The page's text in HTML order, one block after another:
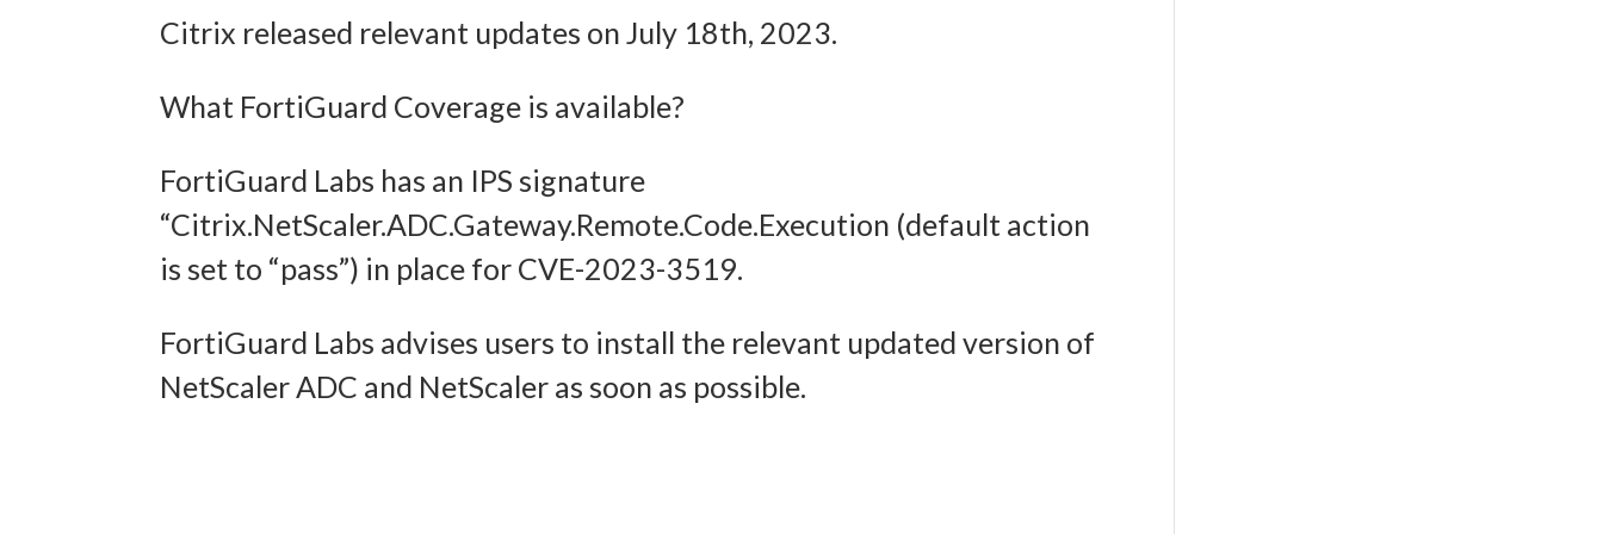
und Inhalten, Ihre Entscheidungen zum Datenschutz speichern und
Citrix released relevant updates on July 18th, 2023.
What FortiGuard Coverage is available?
FortiGuard Labs has an IPS signature
“Citrix.NetScaler.ADC.Gateway.Remote.Code.Execution (default action
is set to “pass”) in place for CVE-2023-3519.
FortiGuard Labs advises users to install the relevant updated version of
NetScaler ADC and NetScaler as soon as possible.